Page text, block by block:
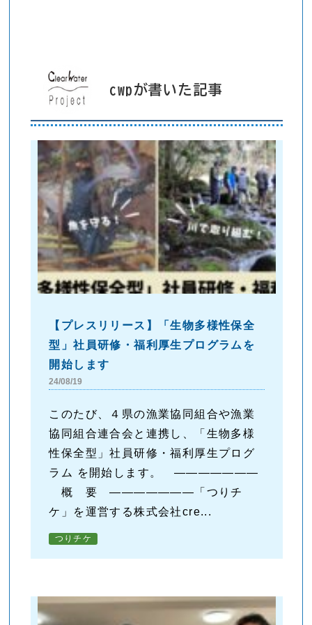
cwpが書いた記事
【プレスリリース】「生物多様性保全
型」社員研修・福利厚生プログラムを
開始します
24/08/19
このたび、４県の漁業協同組合や漁業
協同組合連合会と連携し、「生物多様
性保全型」社員研修・福利厚生プログ
ラム を開始します。 ―――――――
概 要 ―――――――「つりチ
ケ」を運営する株式会社cre...
つりチケ